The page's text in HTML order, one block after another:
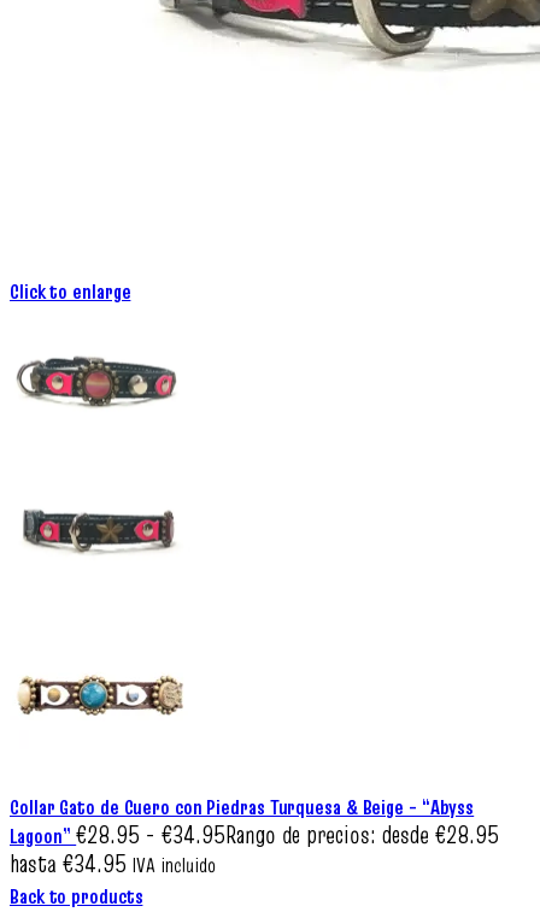
Click to enlarge
Collar Gato de Cuero con Piedras Turquesa & Beige – “Abyss
Lagoon”€28.95 - €34.95Rango de precios: desde €28.95
hasta €34.95 IVA incluido
Back to products